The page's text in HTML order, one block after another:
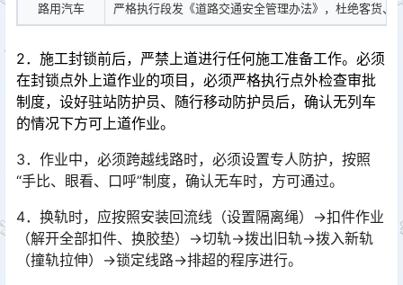
路用汽车 严格执行段发《道路交通安全管理办法》，杜绝客货
2．施工封锁前后，严禁上道进行任何施工准备工作。必须
在封锁点外上道作业的项目，必须严格执行点外检查审批
制度，设好驻站防护员、随行移动防护员后，确认无列车
的情况下方可上道作业。
3．作业中，必须跨越线路时，必须设置专人防护，按照
“手比、眼看、口呼”制度，确认无车时，方可通过。
4．换轨时，应按照安装回流线（设置隔离绳）→扣件作业
（解开全部扣件、换胶垫）→切轨→拨出旧轨→拨入新轨
（撞轨拉伸）→锁定线路→排超的程序进行。